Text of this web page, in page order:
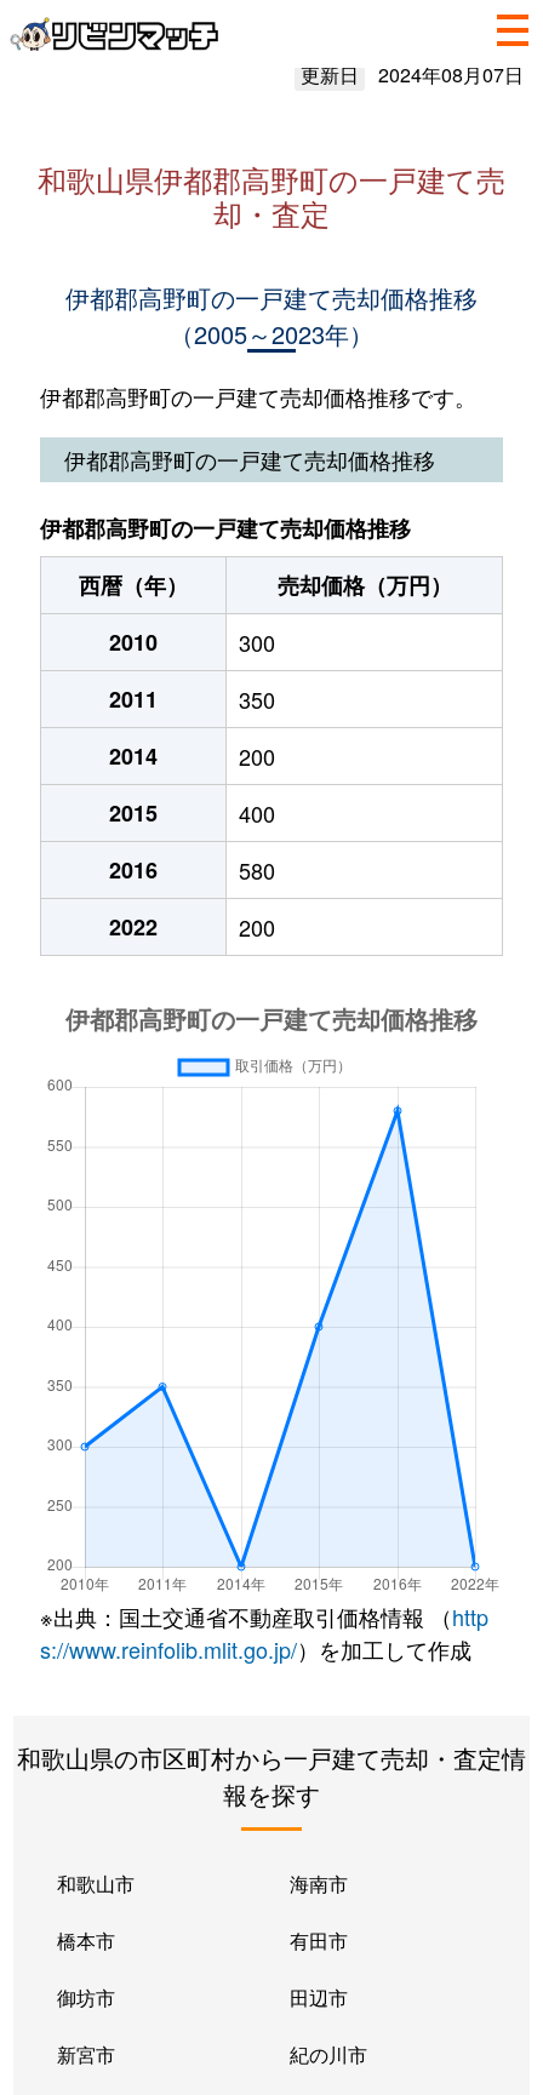
更新日 2024年08月07日
和歌山県伊都郡高野町の一戸建て売
却・査定
伊都郡高野町の一戸建て売却価格推移
（2005～2023年）
伊都郡高野町の一戸建て売却価格推移です。
伊都郡高野町の一戸建て売却価格推移
伊都郡高野町の一戸建て売却価格推移
西暦（年）
売却価格（万円）
2010
300
2011
350
2014
200
2015
400
2016
580
2022
200
※出典：国土交通省不動産取引価格情報 （http
s://www.reinfolib.mlit.go.jp/）を加工して作成
和歌山県の市区町村から一戸建て売却・査定情
報を探す
和歌山市 海南市
橋本市 有田市
御坊市 田辺市
新宮市 紀の川市